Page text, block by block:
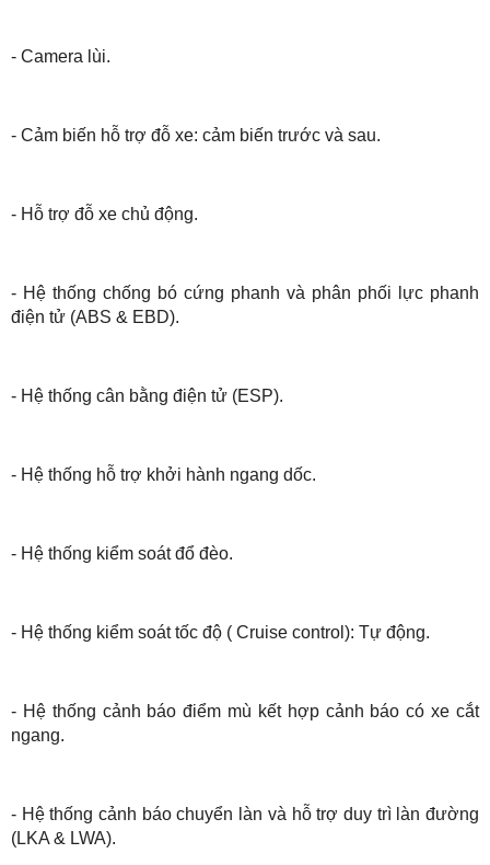
- Camera lùi.
- Cảm biến hỗ trợ đỗ xe: cảm biến trước và sau.
- Hỗ trợ đỗ xe chủ động.
- Hệ thống chống bó cứng phanh và phân phối lực phanh
điện tử (ABS & EBD).
- Hệ thống cân bằng điện tử (ESP).
- Hệ thống hỗ trợ khởi hành ngang dốc.
- Hệ thống kiểm soát đổ đèo.
- Hệ thống kiểm soát tốc độ ( Cruise control): Tự động.
- Hệ thống cảnh báo điểm mù kết hợp cảnh báo có xe cắt
ngang.
- Hệ thống cảnh báo chuyển làn và hỗ trợ duy trì làn đường
(LKA & LWA).